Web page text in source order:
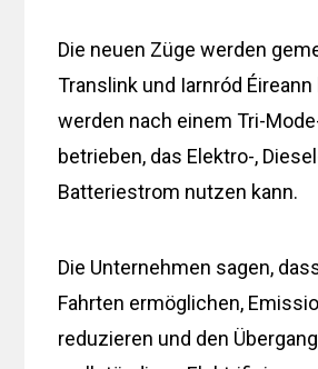
Die neuen Züge werden
Translink und Iarnród
werden nach einem Tri-
betrieben, das Elektro-,
Batteriestrom nutzen kann.
Die Unternehmen sagen,
Fahrten ermöglichen,
reduzieren und den